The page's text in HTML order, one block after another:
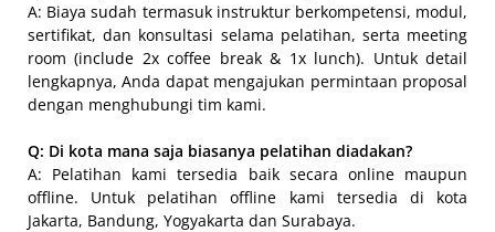
A: Biaya sudah termasuk instruktur berkompetensi, modul,
sertifikat, dan konsultasi selama pelatihan, serta meeting
room (include 2x coffee break & 1x lunch). Untuk detail
lengkapnya, Anda dapat mengajukan permintaan proposal
dengan menghubungi tim kami.
Q: Di kota mana saja biasanya pelatihan diadakan?
A: Pelatihan kami tersedia baik secara online maupun
offline. Untuk pelatihan offline kami tersedia di kota
Jakarta, Bandung, Yogyakarta dan Surabaya.